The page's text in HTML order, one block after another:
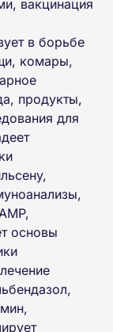
вакцинация
в борьбе
комары,
продукты,
для
основы